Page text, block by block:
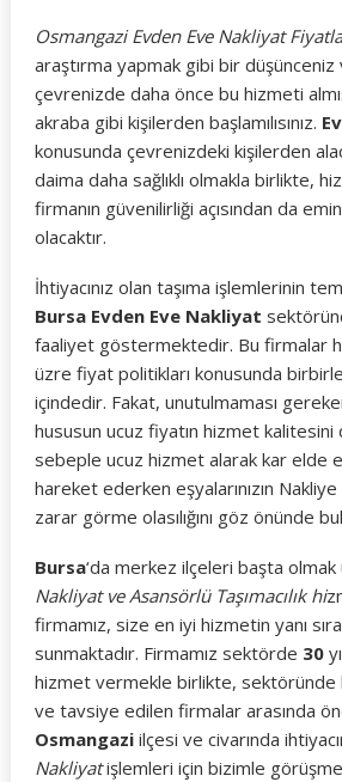
Osmangazi Evden Eve Nakliyat
araştırma yapmak gibi bir
çevrenizde daha önce bu hizmeti
akraba gibi kişilerden başlamılısınız.
konusunda çevrenizdeki kişilerden
daima daha sağlıklı olmakla birlikte,
firmanın güvenilirliği açısından da
olacaktır.
İhtiyacınız olan taşıma işlemlerinin
Bursa Evden Eve Nakliyat
faaliyet göstermektedir. Bu firmalar
üzre fiyat politikları konusunda
içindedir. Fakat, unutulmaması
hususun ucuz fiyatın hizmet kalitesini
sebeple ucuz hizmet alarak kar elde
hareket ederken eşyalarınızın
zarar görme olasılığını göz önünde
Bursa‘da merkez ilçeleri başta
Nakliyat ve Asansörlü Taşımacılık hi
firmamız, size en iyi hizmetin yanı
sunmaktadır. Firmamız sektörde 30
hizmet vermekle birlikte, sektöründe
ve tavsiye edilen firmalar arasında
Osmangaziilçesi ve civarında
Nakliyatişlemleri için bizimle